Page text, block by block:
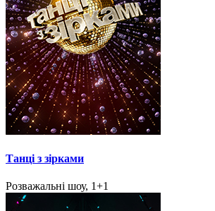
Танці з зірками
Розважальні шоу, 1+1